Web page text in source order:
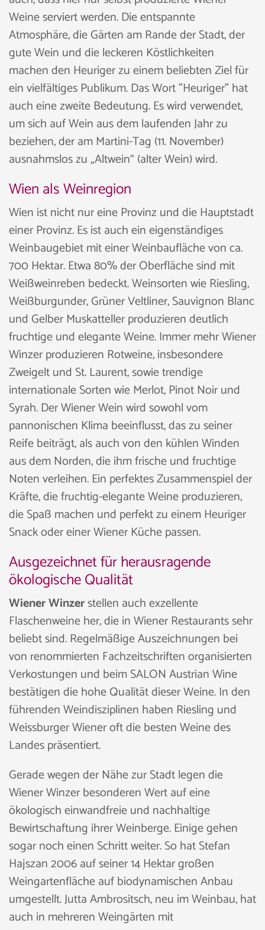
Weine serviert werden. Die entspannte
Atmosphäre, die Gärten am Rande der Stadt, der
gute Wein und die leckeren Köstlichkeiten
machen den Heuriger zu einem beliebten Ziel für
ein vielfältiges Publikum. Das Wort "Heuriger" hat
auch eine zweite Bedeutung. Es wird verwendet,
um sich auf Wein aus dem laufenden Jahr zu
beziehen, der am Martini-Tag (11. November)
ausnahmslos zu „Altwein“ (alter Wein) wird.
Wien als Weinregion
Wien ist nicht nur eine Provinz und die Hauptstadt
einer Provinz. Es ist auch ein eigenständiges
Weinbaugebiet mit einer Weinbaufläche von ca.
700 Hektar. Etwa 80% der Oberfläche sind mit
Weißweinreben bedeckt. Weinsorten wie Riesling,
Weißburgunder, Grüner Veltliner, Sauvignon Blanc
und Gelber Muskatteller produzieren deutlich
fruchtige und elegante Weine. Immer mehr Wiener
Winzer produzieren Rotweine, insbesondere
Zweigelt und St. Laurent, sowie trendige
internationale Sorten wie Merlot, Pinot Noir und
Syrah. Der Wiener Wein wird sowohl vom
pannonischen Klima beeinflusst, das zu seiner
Reife beiträgt, als auch von den kühlen Winden
aus dem Norden, die ihm frische und fruchtige
Noten verleihen. Ein perfektes Zusammenspiel der
Kräfte, die fruchtig-elegante Weine produzieren,
die Spaß machen und perfekt zu einem Heuriger
Snack oder einer Wiener Küche passen.
Ausgezeichnet für herausragende
ökologische Qualität
Wiener Winzerstellen auch exzellente
Flaschenweine her, die in Wiener Restaurants sehr
beliebt sind. Regelmäßige Auszeichnungen bei
von renommierten Fachzeitschriften organisierten
Verkostungen und beim SALON Austrian Wine
bestätigen die hohe Qualität dieser Weine. In den
führenden Weindisziplinen haben Riesling und
Weissburger Wiener oft die besten Weine des
Landes präsentiert.
Gerade wegen der Nähe zur Stadt legen die
Wiener Winzer besonderen Wert auf eine
ökologisch einwandfreie und nachhaltige
Bewirtschaftung ihrer Weinberge. Einige gehen
sogar noch einen Schritt weiter. So hat Stefan
Hajszan 2006 auf seiner 14 Hektar großen
Weingartenfläche auf biodynamischen Anbau
umgestellt. Jutta Ambrositsch, neu im Weinbau, hat
auch in mehreren Weingärten mit